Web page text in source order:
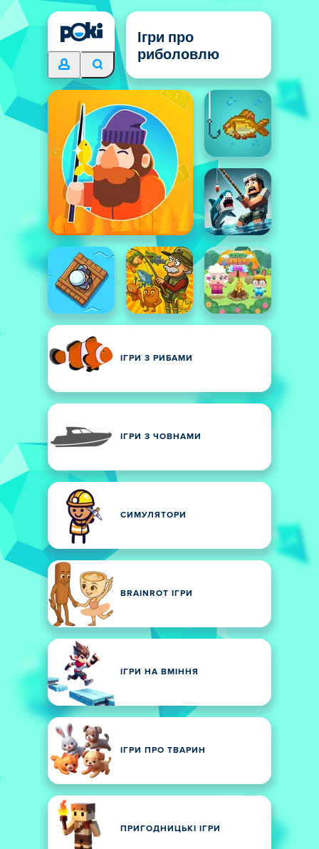
Ігри про
риболовлю
ІГРИ З РИБАМИ
ІГРИ З ЧОВНАМИ
СИМУЛЯТОРИ
BRAINROT ІГРИ
ІГРИ НА ВМІННЯ
ІГРИ ПРО ТВАРИН
ПРИГОДНИЦЬКІ ІГРИ